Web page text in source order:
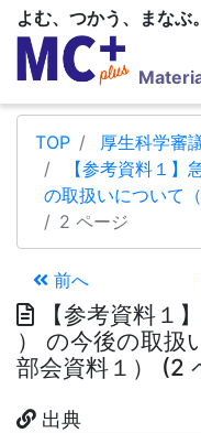
よむ、つかう、まなぶ。
TOP 厚生科学審
【参考資料１
の取扱いについて
2 ページ
前へ
【参考資料１
） の今後の取扱
部会資料１） (2
出典